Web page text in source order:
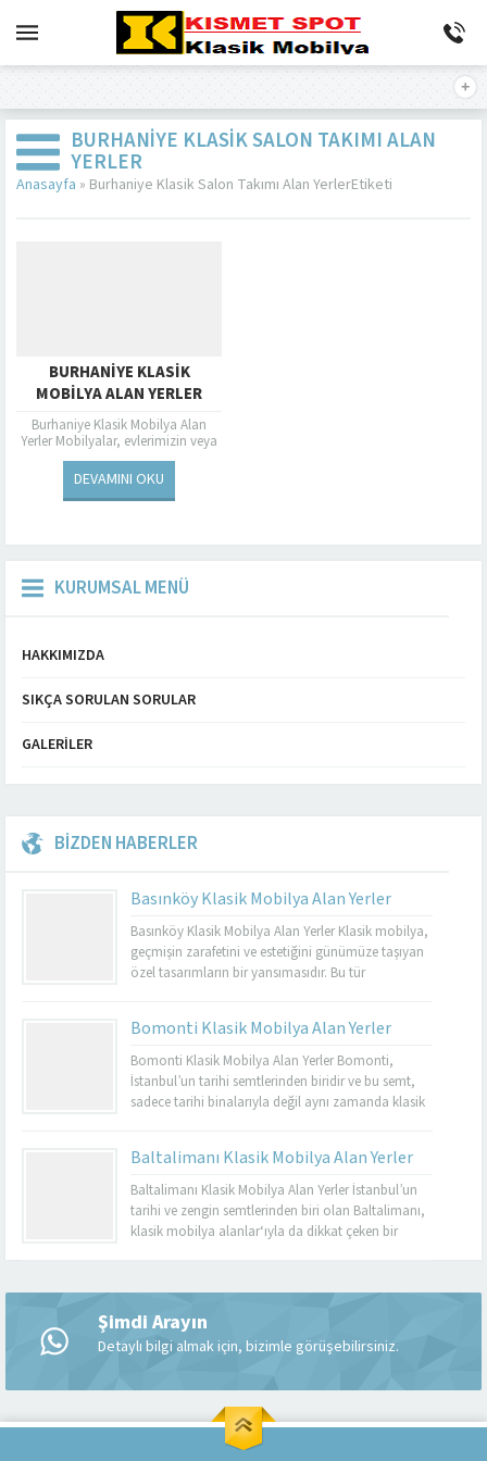
BURHANIYE KLASIK SALON TAKIMI ALAN
YERLER
Anasayfa » Burhaniye Klasik Salon Takımı Alan YerlerEtiketi
BURHANIYE KLASIK
MOBILYA ALAN YERLER
Burhaniye Klasik Mobilya Alan
Yerler Mobilyalar, evlerimizin veya
işyerlerimizin ruhunu yansıtan ve
konfor sağlayan önemli
kişisel zevklerimize...
DEVAMINI OKU
KURUMSAL MENÜ
HAKKIMIZDA
SIKÇA SORULAN SORULAR
GALERILER
BİZDEN HABERLER
Basınköy Klasik Mobilya Alan Yerler
Basınköy Klasik Mobilya Alan Yerler Klasik mobilya,
geçmişin zarafetini ve estetiğini günümüze taşıyan
özel tasarımların bir yansımasıdır. Bu tür
mobilya alan yerler, bu tür özel parçaları
değerlendirmek isteyenler için mükemmel bir
seçenektir. Eğer siz de eski mobilyalarınızı satmayı...
Bomonti Klasik Mobilya Alan Yerler
Bomonti Klasik Mobilya Alan Yerler Bomonti,
İstanbul’un tarihi semtlerinden biridir ve bu semt,
sadece tarihi binalarıyla değil aynı zamanda klasik
bir semt olup, bu semtte klasik mobilyaları sevenler
için birçok seçenek sunmaktadır. Bomonti klasik
mobilya...
Baltalimanı Klasik Mobilya Alan Yerler
Baltalimanı Klasik Mobilya Alan Yerler İstanbul’un
tarihi ve zengin semtlerinden biri olan Baltalimanı,
klasik mobilya alanlar‘ıyla da dikkat çeken bir
mobilya ürünlerini bulabileceğiniz birçok
mağazaya ev sahipliği yapmaktadır. Bu makalede,
Baltalimanı klasik mobilya alan yerler hakkında...
Şimdi Arayın
Detaylı bilgi almak için, bizimle görüşebilirsiniz.
Cevap Yaz